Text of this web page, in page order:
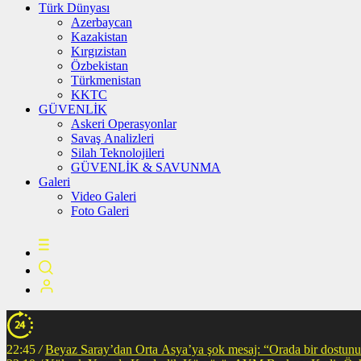
Türk Dünyası
Azerbaycan
Kazakistan
Kırgızistan
Özbekistan
Türkmenistan
KKTC
GÜVENLİK
Askeri Operasyonlar
Savaş Analizleri
Silah Teknolojileri
GÜVENLİK & SAVUNMA
Galeri
Video Galeri
Foto Galeri
22:45 / Beyaz Saray’dan Orta Asya’ya şok mesaj: “Orada bir